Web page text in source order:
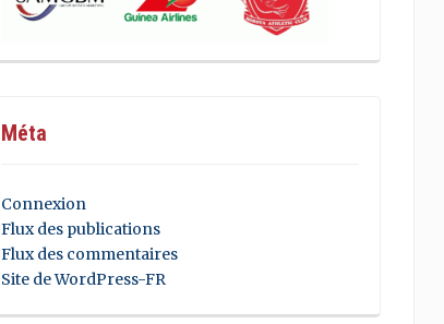
Méta
Connexion
Flux des publications
Flux des commentaires
Site de WordPress-FR